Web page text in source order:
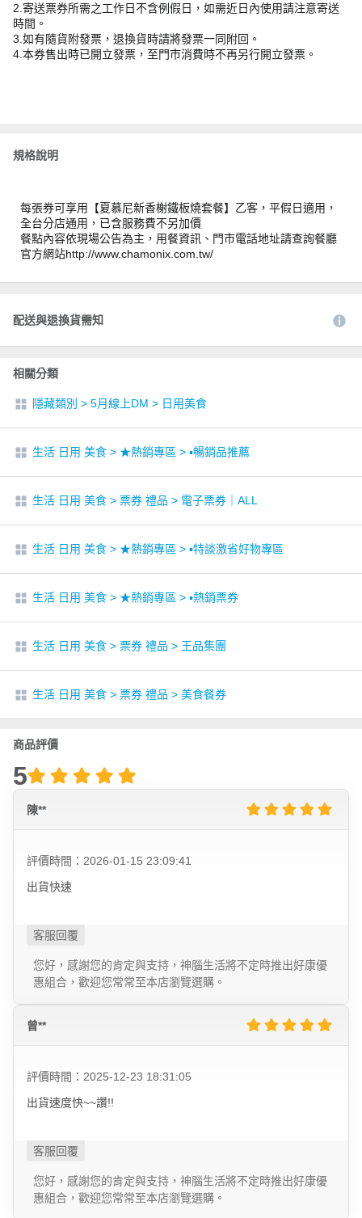
2.寄送票券所需之工作日不含例假日，如需近日內使用請注意寄送
時間。
3.如有隨貨附發票，退換貨時請將發票一同附回。
4.本券售出時已開立發票，至門市消費時不再另行開立發票。
規格說明
每張券可享用【夏慕尼新香榭鐵板燒套餐】乙客，平假日適用，
全台分店通用，已含服務費不另加價
餐點內容依現場公告為主，用餐資訊、門市電話地址請查詢餐廳
官方網站http://www.chamonix.com.tw/
配送與退換貨需知
相關分類
隱藏類別 > 5月線上DM > 日用美食
生活 日用 美食 > ★熱銷專區 > ▪︎暢銷品推薦
生活 日用 美食 > 票券 禮品 > 電子票券｜ALL
生活 日用 美食 > ★熱銷專區 > ▪︎特談激省好物專區
生活 日用 美食 > ★熱銷專區 > ▪︎熱銷票券
生活 日用 美食 > 票券 禮品 > 王品集團
生活 日用 美食 > 票券 禮品 > 美食餐券
商品評價
5
陳**
評價時間：2026-01-15 23:09:41
出貨快速
您好，感謝您的肯定與支持，神腦生活將不定時推出好康優
惠組合，歡迎您常常至本店瀏覽選購。
曾**
評價時間：2025-12-23 18:31:05
出貨速度快~~讚!!
您好，感謝您的肯定與支持，神腦生活將不定時推出好康優
惠組合，歡迎您常常至本店瀏覽選購。